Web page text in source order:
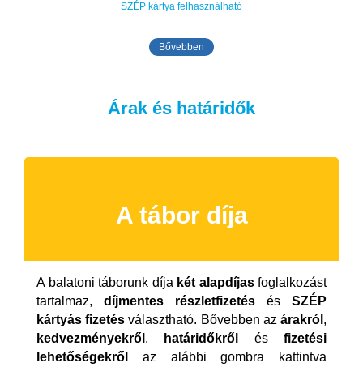
SZÉP kártya felhasználható
Bővebben
Árak és határidők
A tábor díja
A balatoni táborunk díja két alapdíjasfoglalkozást
tartalmaz, díjmentes részletfizetés és SZÉP
kártyás fizetés választható. Bővebben azárakról ,
kedvezményekről , határidőkről ésfizetési
lehetőségekről
az alábbi gombra kattintva